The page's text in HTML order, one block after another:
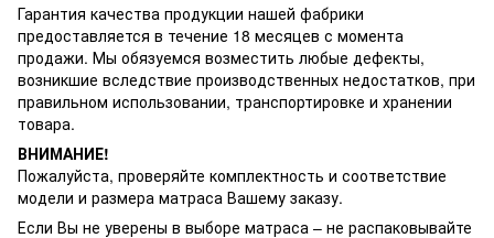
Гарантия качества продукции нашей фабрики
предоставляется в течение 18 месяцев с момента
продажи. Мы обязуемся возместить любые дефекты,
возникшие вследствие производственных недостатков, при
правильном использовании, транспортировке и хранении
товара.
ВНИМАНИЕ!
Пожалуйста, проверяйте комплектность и соответствие
модели и размера матраса Вашему заказу.
Если Вы не уверены в выборе матраса – не распаковывайте